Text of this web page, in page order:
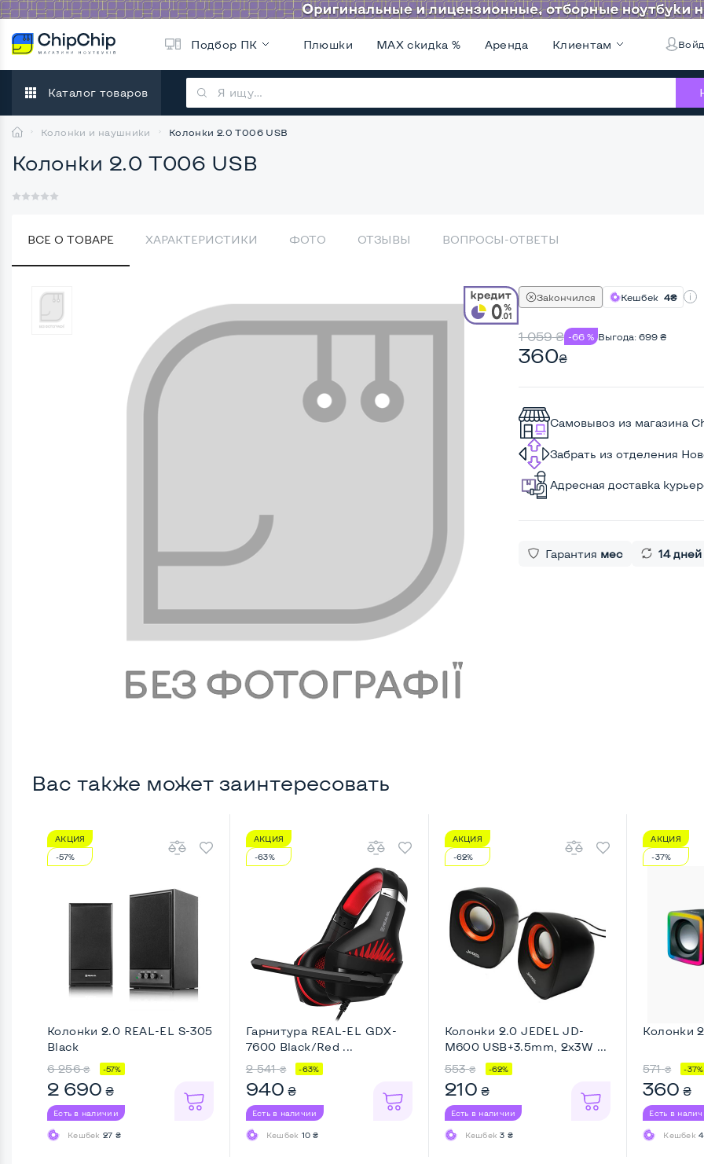
Подбор ПК Плюшки MAX скидка % Аренда Клиентам
Каталог товаров
Колонки и наушники Колонки 2.0 T006 USB
Колонки 2.0 T006 USB
ВСЕ О ТОВАРЕ ХАРАКТЕРИСТИКИ ФОТО ОТЗЫВЫ ВОПРОСЫ-ОТВЕТЫ
Закончился Кешбек 4₴
1 059₴ -66 % Выгода: 699₴
360₴
Самовывоз из магазина
Забрать из отделения
Адресная доставка
Гарантия мес 14 дней
Вас также может заинтересовать
АКЦИЯ
-57%
Колонки 2.0 REAL-EL S-305
Black
6 256 ₴ -57%
2 690 ₴
Есть в наличии
Кешбек 27 ₴
АКЦИЯ
-63%
Гарнитура REAL-EL GDX-
7600 Black/Red ...
2 541 ₴ -63%
940 ₴
Есть в наличии
Кешбек 10 ₴
АКЦИЯ
-62%
Колонки 2.0 JEDEL JD-
M600 USB+3.5mm, 2x3W ...
553 ₴ -62%
210 ₴
Есть в наличии
Кешбек3 ₴
АКЦИЯ
-37%
Колонки
571 ₴ -37%
360 ₴
Есть в
Кешбек